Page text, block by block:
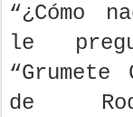
“¿Cómo
le
de